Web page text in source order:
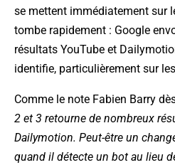
se mettent immédiatement sur
tombe rapidement : Google
résultats YouTube et
identifie, particulièrement sur
Comme le note Fabien Barry
2 et 3 retourne de nombreux
Dailymotion. Peut-être un
quand il détecte un bot au lieu